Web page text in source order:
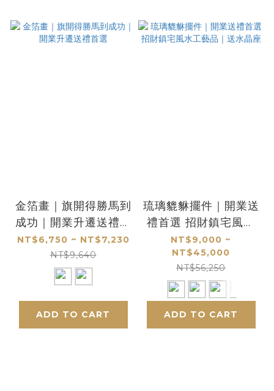
金箔畫｜旗開得勝馬到
成功｜開業升遷送禮首
選
NT$6,750 ~ NT$7,230
NT$9,640
ADD TO CART
琉璃貔貅擺件｜開業送
禮首選 招財鎮宅風水
工藝品｜送水晶座
NT$9,000 ~
NT$45,000
NT$56,250
ADD TO CART